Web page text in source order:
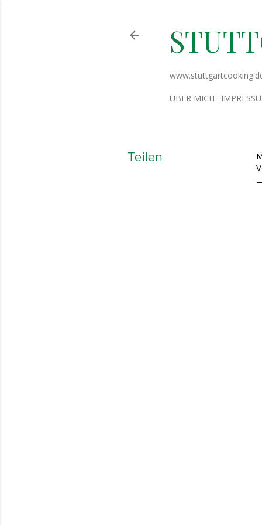
ÜBER MICH
Teilen